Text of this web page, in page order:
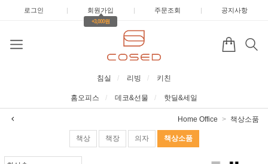
로그인 | 회원가입 |
+3,000원
주문조회 | 공지사항
침실 리빙 키친
홈오피스 데코&선물 핫딜&세일
Home Office 책상소품
책상 책장 의자 책상소품